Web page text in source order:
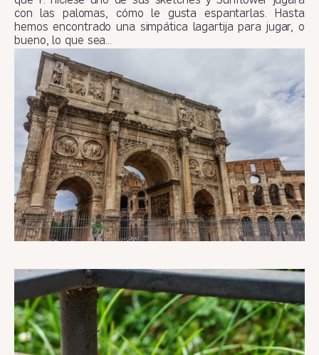
con las palomas, cómo le gusta espantarlas. Hasta
hemos encontrado una simpática lagartija para jugar, o
bueno, lo que sea…